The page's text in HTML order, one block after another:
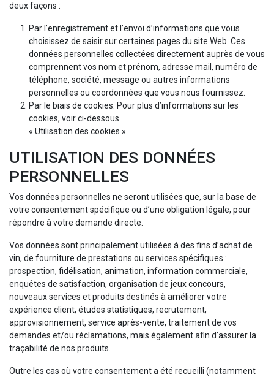
deux façons :
Par l’enregistrement et l’envoi d’informations que vous
choisissez de saisir sur certaines pages du site Web. Ces
données personnelles collectées directement auprès de vous
comprennent vos nom et prénom, adresse mail, numéro de
téléphone, société, message ou autres informations
personnelles ou coordonnées que vous nous fournissez.
Par le biais de cookies. Pour plus d’informations sur les
cookies, voir ci-dessous
« Utilisation des cookies ».
UTILISATION DES DONNÉES
PERSONNELLES
Vos données personnelles ne seront utilisées que, sur la base de
votre consentement spécifique ou d’une obligation légale, pour
répondre à votre demande directe.
Vos données sont principalement utilisées à des fins d’achat de
vin, de fourniture de prestations ou services spécifiques :
prospection, fidélisation, animation, information commerciale,
enquêtes de satisfaction, organisation de jeux concours,
nouveaux services et produits destinés à améliorer votre
expérience client, études statistiques, recrutement,
approvisionnement, service après-vente, traitement de vos
demandes et/ou réclamations, mais également afin d’assurer la
traçabilité de nos produits.
Outre les cas où votre consentement a été recueilli (notamment